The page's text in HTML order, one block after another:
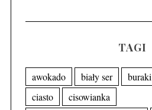
TAGI
awokado biały ser buraki
ciasto
cisowianka